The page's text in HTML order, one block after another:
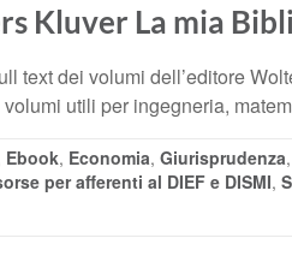
Kluver La mia
text dei volumi dell’editore
utili per ingegneria,
Ebook, Economia, Giurisprudenza,
per afferenti al DIEF e DISMI,